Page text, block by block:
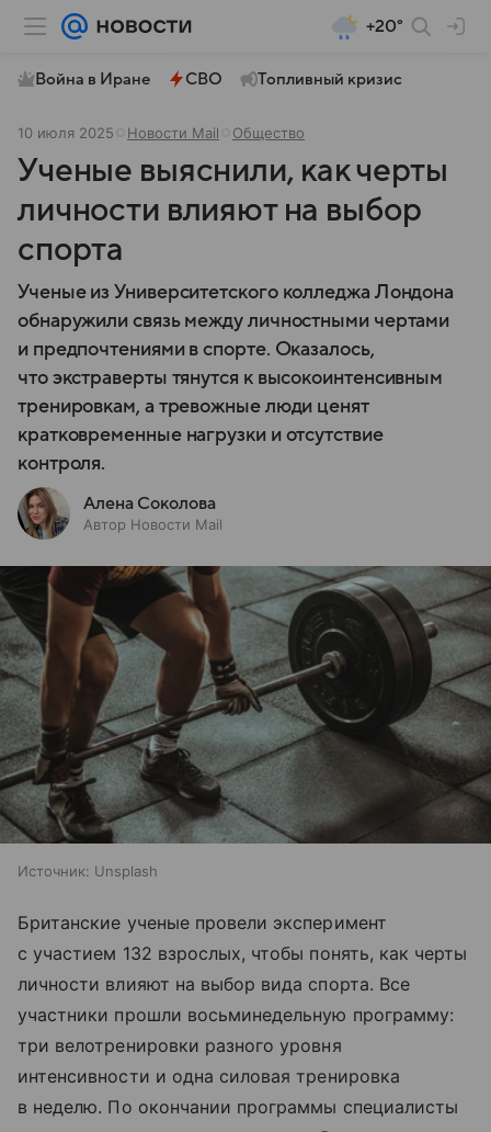
+20°
Война в Иране СВО Топливный кризис
10 июля 2025 Новости Mail Общество
Ученые выяснили, как черты
личности влияют на выбор
спорта
Ученые из Университетского колледжа Лондона
обнаружили связь между личностными чертами
и предпочтениями в спорте. Оказалось,
что экстраверты тянутся к высокоинтенсивным
тренировкам, а тревожные люди ценят
кратковременные нагрузки и отсутствие
контроля.
Алена Соколова
Автор Новости Mail
Источник: Unsplash
Британские ученые провели эксперимент
с участием 132 взрослых, чтобы понять, как черты
личности влияют на выбор вида спорта. Все
участники прошли восьминедельную программу:
три велотренировки разного уровня
интенсивности и одна силовая тренировка
в неделю. По окончании программы специалисты